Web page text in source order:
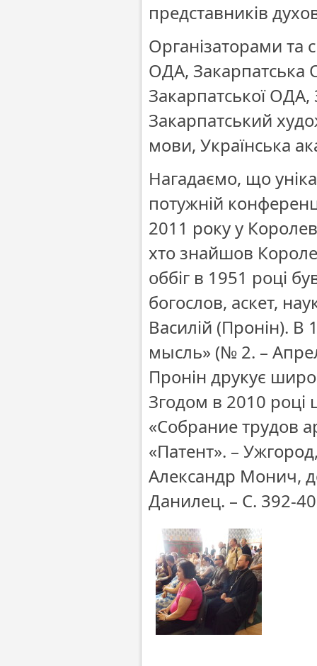
представників
Організаторами та
ОДА, Закарпатська
Закарпатської
Закарпатський
мови, Українська
Нагадаємо, що
потужній
2011 року у
хто знайшов
оббіг в 1951 році
богослов, аскет,
Василій (Пронін). В
мысль» (№ 2. –
Пронін друкує
Згодом в 2010 році
«Собрание трудов
«Патент». –
Александр Монич,
Данилец. – С. 392-